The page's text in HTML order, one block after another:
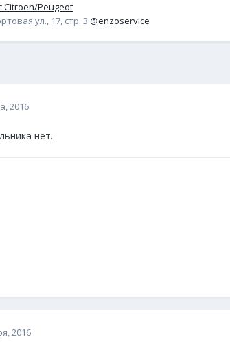
Citroen/Peugeot
ул., 17, стр. 3 @enzoservice
2016
нет.
2016